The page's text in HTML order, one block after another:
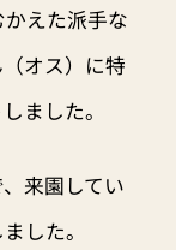
えた派手な
オス）に特
ました。
来園してい
した。